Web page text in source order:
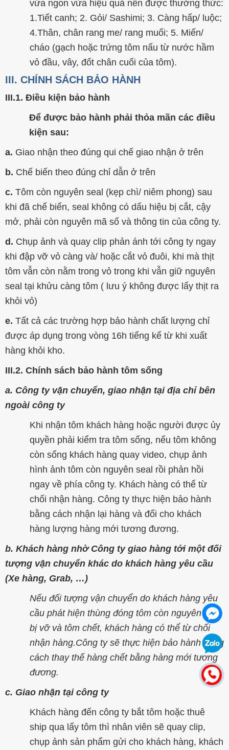
vừa ngon vừa hiệu quả nên được thưởng thức:
1.Tiết canh; 2. Gỏi/ Sashimi; 3. Càng hấp/ luộc;
4.Thân, chân rang me/ rang muối; 5. Miến/
cháo (gạch hoặc trứng tôm nấu từ nước hầm
vỏ đầu, vây, đốt chân cuối của tôm).
III. CHÍNH SÁCH BẢO HÀNH
III.1. Điều kiện bảo hành
Để được bảo hành phải thỏa mãn các điều
kiện sau:
a. Giao nhận theo đúng qui chế giao nhận ở trên
b. Chế biến theo đúng chỉ dẫn ở trên
c. Tôm còn nguyên seal (kẹp chì/ niêm phong) sau
khi đã chế biến, seal không có dấu hiệu bị cắt, cậy
mở, phải còn nguyên mã số và thông tin của công ty.
d. Chụp ảnh và quay clip phản ánh tới công ty ngay
khi đập vỡ vỏ càng và/ hoặc cắt vỏ đuôi, khi mà thịt
tôm vẫn còn nằm trong vỏ trong khi vẫn giữ nguyên
seal tại khửu càng tôm ( lưu ý không được lấy thịt ra
khỏi vỏ)
e. Tất cả các trường hợp bảo hành chất lượng chỉ
được áp dụng trong vòng 16h tiếng kể từ khi xuất
hàng khỏi kho.
III.2. Chính sách bảo hành tôm sống
a. Công ty vận chuyển, giao nhận tại địa chỉ bên
ngoài công ty
Khi nhận tôm khách hàng hoặc người được ủy
quyền phải kiểm tra tôm sống, nếu tôm không
còn sống khách hàng quay video, chụp ảnh
hình ảnh tôm còn nguyên seal rồi phản hồi
ngay về phía công ty. Khách hàng có thể từ
chối nhận hàng. Công ty thực hiện bảo hành
bằng cách nhận lại hàng và đổi cho khách
hàng lượng hàng mới tương đương.
b. Khách hàng nhờ Công ty giao hàng tới một đối
tượng vận chuyển khác do khách hàng yêu cầu
(Xe hàng, Grab, …)
Nếu đối tượng vận chuyển do khách hàng yêu
cầu phát hiện thùng đóng tôm còn nguyên seal
bị vỡ và tôm chết, khách hàng có thể từ chối
nhận hàng.Công ty sẽ thực hiện bảo hành bằng
cách thay thế hàng chết bằng hàng mới tương
đương.
c. Giao nhận tại công ty
Khách hàng đến công ty bắt tôm hoặc thuê
ship qua lấy tôm thì nhân viên sẽ quay clip,
chụp ảnh sản phẩm gửi cho khách hàng, khách